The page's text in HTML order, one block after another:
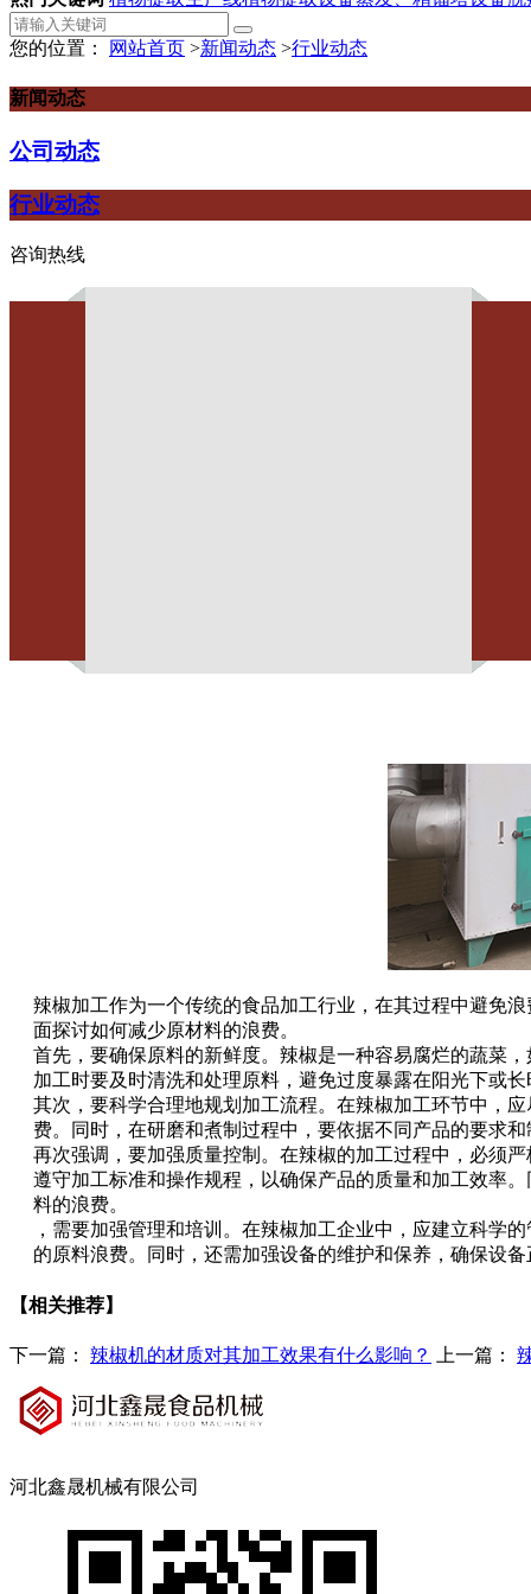
您的位置： 网站首页 >新闻动态 >行业动态
新闻动态
公司动态
行业动态
咨询热线
辣椒加工作为一个传统的食品加工行业，在其过程中避免
面探讨如何减少原材料的浪费。
首先，要确保原料的新鲜度。辣椒是一种容易腐烂的蔬菜
加工时要及时清洗和处理原料，避免过度暴露在阳光下或
其次，要科学合理地规划加工流程。在辣椒加工环节中，
费。同时，在研磨和煮制过程中，要依据不同产品的要求
再次强调，要加强质量控制。在辣椒的加工过程中，必须
遵守加工标准和操作规程，以确保产品的质量和加工效率
料的浪费。
，需要加强管理和培训。在辣椒加工企业中，应建立科学
的原料浪费。同时，还需加强设备的维护和保养，确保设
【相关推荐】
下一篇： 辣椒机的材质对其加工效果有什么影响？ 上一篇：
河北鑫晟机械有限公司